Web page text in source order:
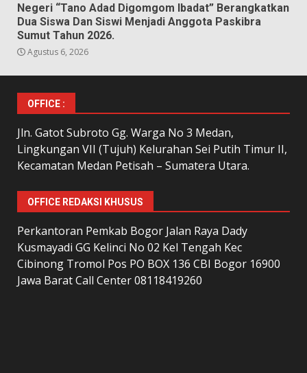
Negeri “Tano Adad Digomgom Ibadat” Berangkatkan
Dua Siswa Dan Siswi Menjadi Anggota Paskibra
Sumut Tahun 2026.
Agustus 6, 2026
OFFICE :
Jln. Gatot Subroto Gg. Warga No 3 Medan,
Lingkungan VII (Tujuh) Kelurahan Sei Putih Timur II,
Kecamatan Medan Petisah – Sumatera Utara.
OFFICE REDAKSI KHUSUS
Perkantoran Pemkab Bogor Jalan Raya Dady
Kusmayadi GG Kelinci No 02 Kel Tengah Kec
Cibinong Tromol Pos PO BOX 136 CBI Bogor 16900
Jawa Barat Call Center 08118419260